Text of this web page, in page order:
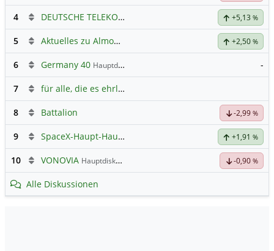
4 DEUTSCHE TELEKOM +5,13 %
5 Aktuelles zu Almonty Industries +2,50 %
6 Germany 40 Hauptdiskussion -
7 für alle, die es ehrlich meinen beim Traden.
8 Battalion -2,99 %
9 SpaceX-Haupt-Hauptforum +1,91 %
10 VONOVIA Hauptdiskussion -0,90 %
Alle Diskussionen